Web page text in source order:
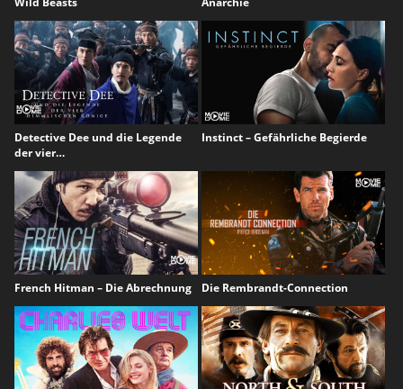
Detective Dee und die Legende
der vier…
Instinct – Gefährliche Begierde
French Hitman – Die Abrechnung Die Rembrandt-Connection